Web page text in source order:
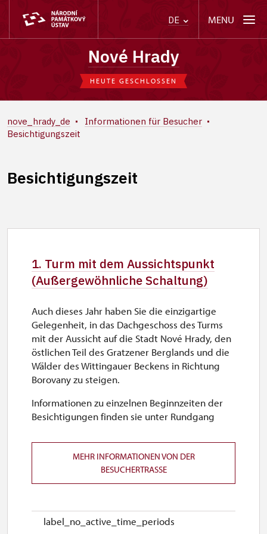
DE MENU
Nové Hrady
HEUTE GESCHLOSSEN
nove_hrady_de
Informationen für Besucher
Besichtigungszeit
Besichtigungszeit
1. Turm mit dem Aussichtspunkt
(Außergewöhnliche Schaltung)
label_no_active_time_periods
Auch dieses Jahr haben Sie die einzigartige
Gelegenheit, in das Dachgeschoss des Turms
mit der Aussicht auf die Stadt Nové Hrady, den
östlichen Teil des Gratzener Berglands und die
Wälder des Wittingauer Beckens in Richtung
Borovany zu steigen.
Informationen zu einzelnen Beginnzeiten der
Besichtigungen finden sie unter Rundgang
MEHR INFORMATIONEN VON DER
BESUCHERTRASSE